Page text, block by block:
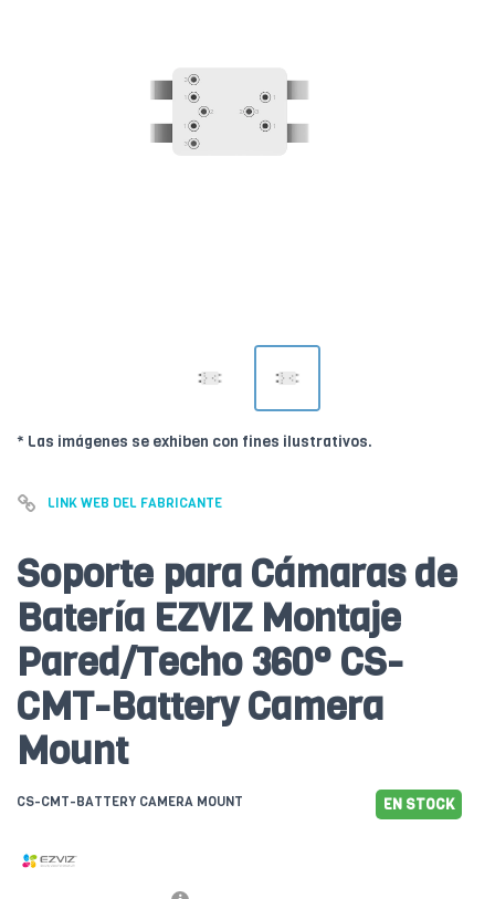
* Las imágenes se exhiben con fines ilustrativos.
LINK WEB DEL FABRICANTE
Soporte para Cámaras de
Batería EZVIZ Montaje
Pared/Techo 360° CS-
CMT-Battery Camera
Mount
CS-CMT-BATTERY CAMERA MOUNT EN STOCK